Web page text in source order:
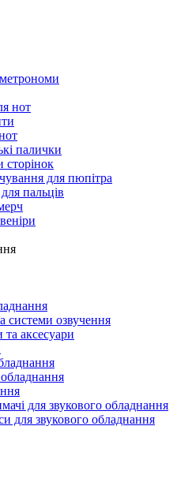
нот
палички
сторінок
для пюпітра
пальців
системи озвучення
аксесуари
для звукового обладнання
для звукового обладнання